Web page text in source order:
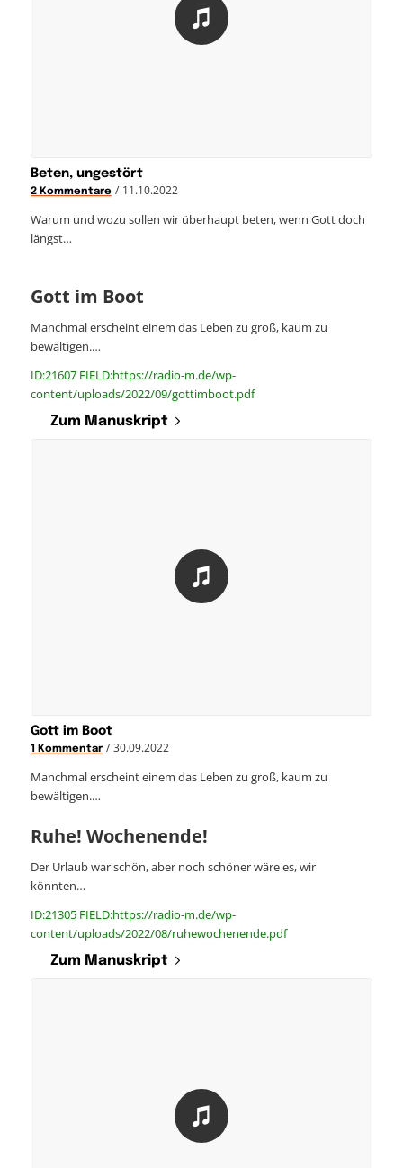
Beten, ungestört
2 Kommentare / 11.10.2022
Warum und wozu sollen wir überhaupt beten, wenn Gott doch
längst…
Gott im Boot
Manchmal erscheint einem das Leben zu groß, kaum zu
bewältigen.…
ID:21607 FIELD:https://radio-m.de/wp-
content/uploads/2022/09/gottimboot.pdf
Zum Manuskript
Gott im Boot
1 Kommentar / 30.09.2022
Manchmal erscheint einem das Leben zu groß, kaum zu
bewältigen.…
Ruhe! Wochenende!
Der Urlaub war schön, aber noch schöner wäre es, wir
könnten…
ID:21305 FIELD:https://radio-m.de/wp-
content/uploads/2022/08/ruhewochenende.pdf
Zum Manuskript